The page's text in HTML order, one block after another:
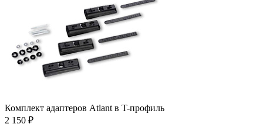
Комплект адаптеров Atlant в T-профиль
2 150 ₽